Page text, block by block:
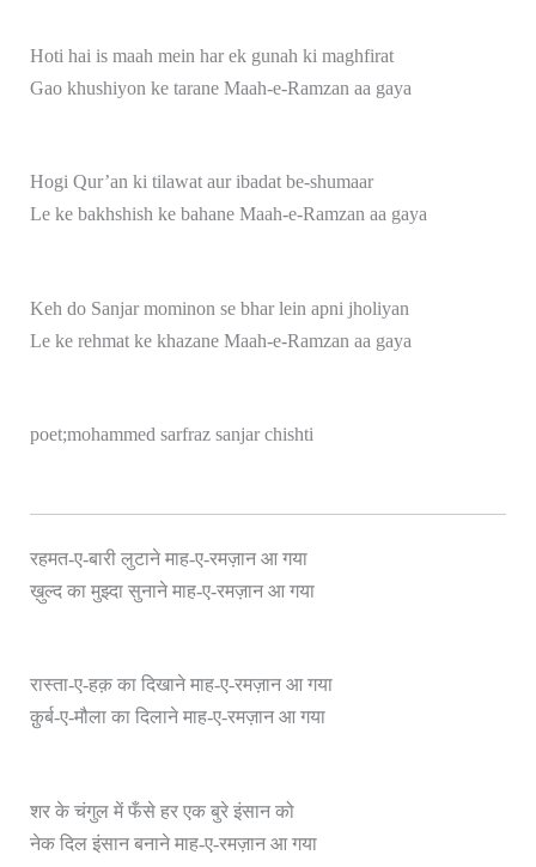
Hoti hai is maah mein har ek gunah ki maghfirat
Gao khushiyon ke tarane Maah-e-Ramzan aa gaya
Hogi Qur’an ki tilawat aur ibadat be-shumaar
Le ke bakhshish ke bahane Maah-e-Ramzan aa gaya
Keh do Sanjar mominon se bhar lein apni jholiyan
Le ke rehmat ke khazane Maah-e-Ramzan aa gaya
poet;mohammed sarfraz sanjar chishti
रहमत-ए-बारी लुटाने माह-ए-रमज़ान आ गया
ख़ुल्द का मुझ्दा सुनाने माह-ए-रमज़ान आ गया
रास्ता-ए-हक़ का दिखाने माह-ए-रमज़ान आ गया
क़ुर्ब-ए-मौला का दिलाने माह-ए-रमज़ान आ गया
शर के चंगुल में फँसे हर एक बुरे इंसान को
नेक दिल इंसान बनाने माह-ए-रमज़ान आ गया